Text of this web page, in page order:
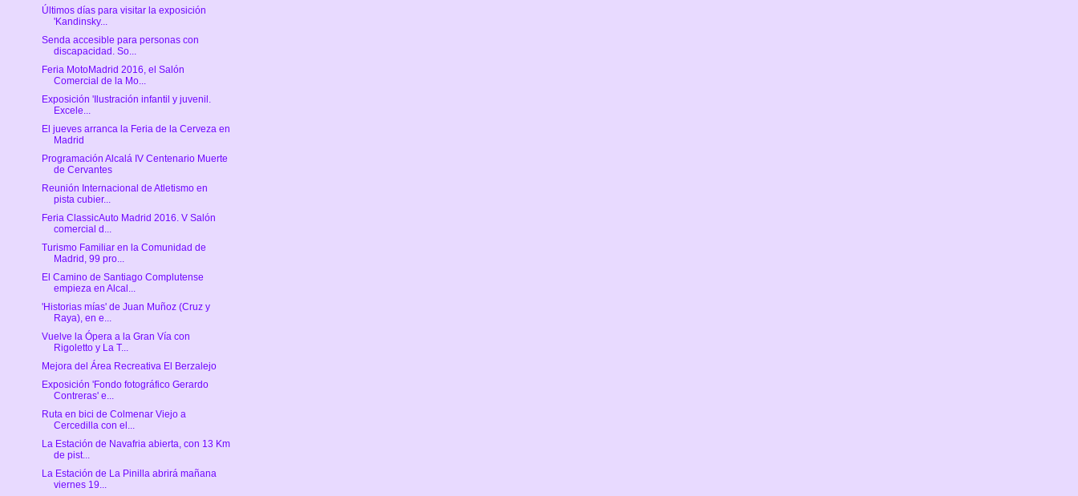
Últimos días para visitar la exposición
'Kandinsky...
Senda accesible para personas con
discapacidad. So...
Feria MotoMadrid 2016, el Salón
Comercial de la Mo...
Exposición 'Ilustración infantil y juvenil.
Excele...
El jueves arranca la Feria de la Cerveza en
Madrid
Programación Alcalá IV Centenario Muerte
de Cervantes
Reunión Internacional de Atletismo en
pista cubier...
Feria ClassicAuto Madrid 2016. V Salón
comercial d...
Turismo Familiar en la Comunidad de
Madrid, 99 pro...
El Camino de Santiago Complutense
empieza en Alcal...
'Historias mías' de Juan Muñoz (Cruz y
Raya), en e...
Vuelve la Ópera a la Gran Vía con
Rigoletto y La T...
Mejora del Área Recreativa El Berzalejo
Exposición 'Fondo fotográfico Gerardo
Contreras' e...
Ruta en bici de Colmenar Viejo a
Cercedilla con el...
La Estación de Navafria abierta, con 13 Km
de pist...
La Estación de La Pinilla abrirá mañana
viernes 19...